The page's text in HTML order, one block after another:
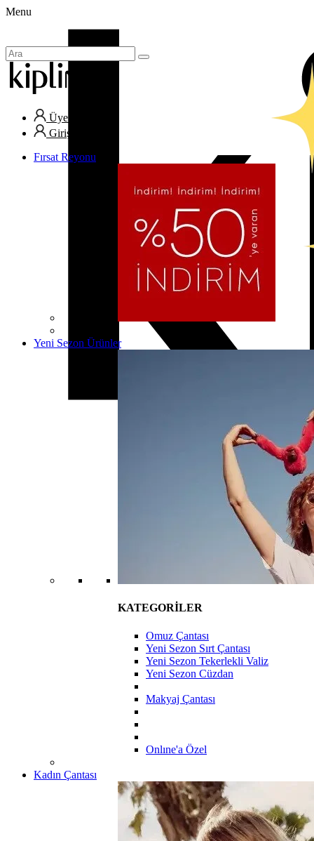
Menu
Üye Ol
Giriş Yap
Fırsat Reyonu
Yeni Sezon Ürünler
KATEGORİLER
Omuz Çantası
Yeni Sezon Sırt Çantası
Yeni Sezon Tekerlekli Valiz
Yeni Sezon Cüzdan
Makyaj Çantası
Onlıne'a Özel
Kadın Çantası